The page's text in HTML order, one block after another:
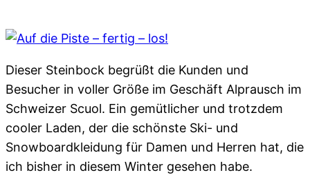
Dieser Steinbock begrüßt die Kunden und
Besucher in voller Größe im Geschäft Alprausch im
Schweizer Scuol. Ein gemütlicher und trotzdem
cooler Laden, der die schönste Ski- und
Snowboardkleidung für Damen und Herren hat, die
ich bisher in diesem Winter gesehen habe.